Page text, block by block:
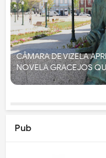
CÂMARA DE VIZELA
NOVELA GRACEJOS
Pub